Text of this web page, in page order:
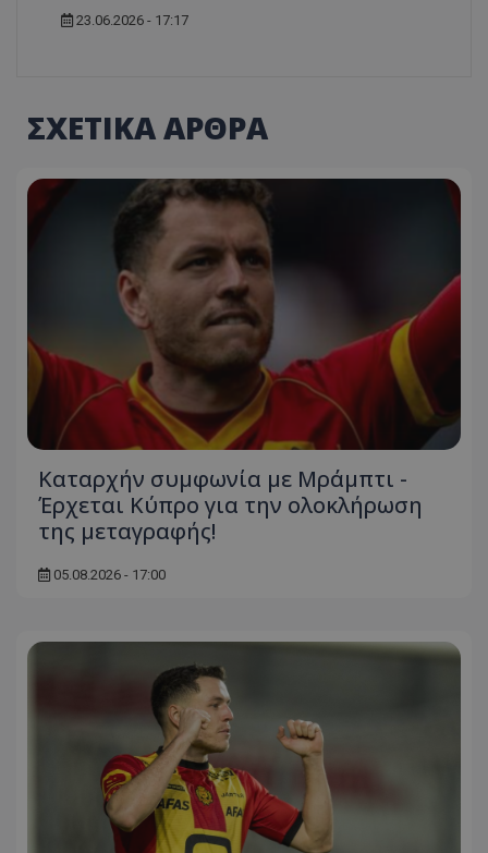
23.06.2026 - 17:17
ΣΧΕΤΙΚΑ ΑΡΘΡΑ
Καταρχήν συμφωνία με Μράμπτι -
Έρχεται Κύπρο για την ολοκλήρωση
της μεταγραφής!
05.08.2026 - 17:00